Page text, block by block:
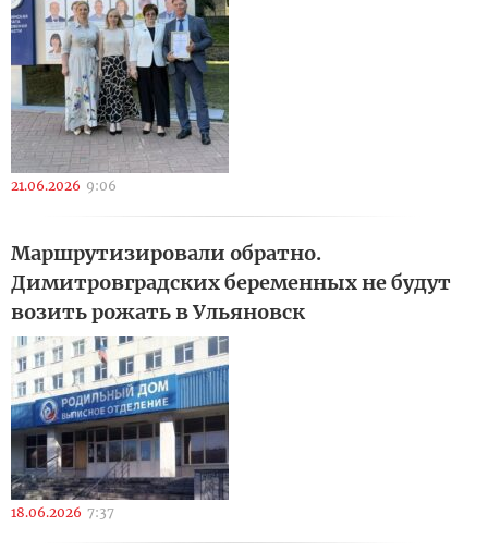
21.06.2026 9:06
Маршрутизировали обратно.
Димитровградских беременных не будут
возить рожать в Ульяновск
18.06.2026 7:37